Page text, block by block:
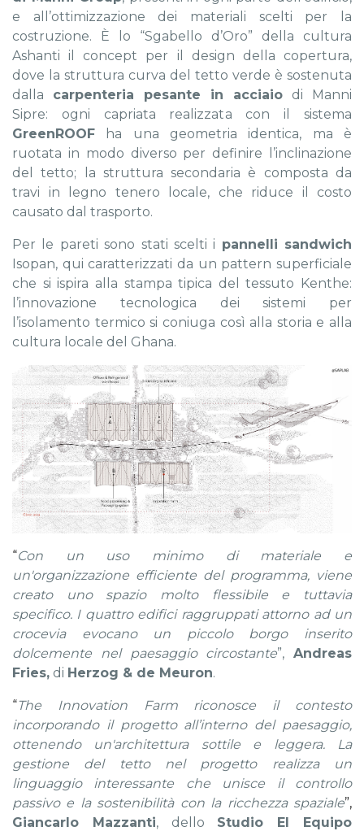
e all’ottimizzazione dei materiali scelti per la
costruzione. È lo “Sgabello d’Oro” della cultura
Ashanti il concept per il design della copertura,
dove la struttura curva del tetto verde è sostenuta
dalla carpenteria pesante in acciaio di Manni
Sipre: ogni capriata realizzata con il sistema
GreenROOF ha una geometria identica, ma è
ruotata in modo diverso per definire l’inclinazione
del tetto; la struttura secondaria è composta da
travi in legno tenero locale, che riduce il costo
causato dal trasporto.
Per le pareti sono stati scelti i pannelli sandwich
Isopan, qui caratterizzati da un pattern superficiale
che si ispira alla stampa tipica del tessuto Kenthe:
l’innovazione tecnologica dei sistemi per
l’isolamento termico si coniuga così alla storia e alla
cultura locale del Ghana.
“Con un uso minimo di materiale e
un'organizzazione efficiente del programma, viene
creato uno spazio molto flessibile e tuttavia
specifico. I quattro edifici raggruppati attorno ad un
crocevia evocano un piccolo borgo inserito
dolcemente nel paesaggio circostante”, Andreas
Fries, di Herzog & de Meuron.
“The Innovation Farm riconosce il contesto
incorporando il progetto all’interno del paesaggio,
ottenendo un'architettura sottile e leggera. La
gestione del tetto nel progetto realizza un
linguaggio interessante che unisce il controllo
passivo e la sostenibilità con la ricchezza spaziale”,
Giancarlo Mazzanti, dello Studio El Equipo